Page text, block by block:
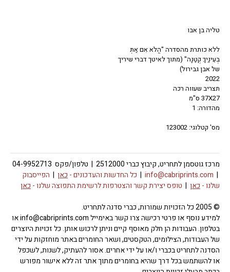
טליה בן אבו
ללא כותרת מהסדרה "הֲלֹא אִם אַתְּ
בְּעֵינַיִךְ קְטַנָּה" (מתוך לאיטך דברי שיריך
של אבן גבירול)
2022
תצריב שעווה רכה
37X27 ס"מ
מהדורה: 1
מס' קטלוגי: 123002
מרכז גוטסמן לתחריט, קיבוץ כברי 2512000 | טלפון/פקס 04-9952713
|
info@cabriprints.com
| כל החדשות והעדכונים - כאן | הפייסבוק
שלנו - כאן | טופס יצירת קשר והצטרפות לרשימת התפוצה שלנו - כאן
© 2005 כל הזכויות שמורות, כברי סדנה לתחריט.
למידע נוסף או פרטי רכישה צרו קשר באימייל info@cabriprints.com או
בטלפון. העבודות הן חלק מאוסף קיים וניתן לרכוש אותן. כל זכויות היוצרים
של העבודות, הצילומים, הטקסטים, ושאר החומרים באתר מוחזקות על ידי
הסדנה לתחריט בכברי ו/או על ידי אחרים. אסור להעתיק, לשנות, לשכפל
או להשתמש בכל דרך שהיא בחומרים מתוך אתר זה ללא אישור מפורש